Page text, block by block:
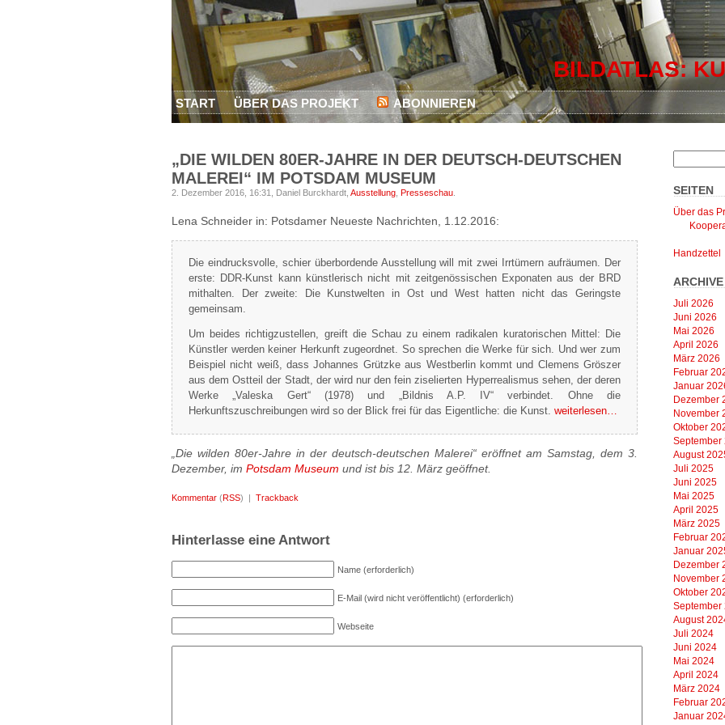
BILDATLAS:
START ÜBER DAS PROJEKT ABONNIEREN
„DIE WILDEN 80ER-JAHRE IN DER DEUTSCH-DEUTSCHEN
MALEREI“ IM POTSDAM MUSEUM
2. Dezember 2016, 16:31, Daniel Burckhardt, Ausstellung Presseschau
Lena Schneider in: Potsdamer Neueste Nachrichten, 1.12.2016:
Die eindrucksvolle, schier überbordende Ausstellung will mit zwei Irrtümern aufräumen. Der
erste: DDR-Kunst kann künstlerisch nicht mit zeitgenössischen Exponaten aus der BRD
mithalten. Der zweite: Die Kunstwelten in Ost und West hatten nicht das Geringste
gemeinsam.
Um beides richtigzustellen, greift die Schau zu einem radikalen kuratorischen Mittel: Die
Künstler werden keiner Herkunft zugeordnet. So sprechen die Werke für sich. Und wer zum
Beispiel nicht weiß, dass Johannes Grützke aus Westberlin kommt und Clemens Gröszer
aus dem Ostteil der Stadt, der wird nur den fein ziselierten Hyperrealismus sehen, der deren
Werke „Valeska Gert“ (1978) und „Bildnis A.P. IV“ verbindet. Ohne die
Herkunftszuschreibungen wird so der Blick frei für das Eigentliche: die Kunst. weiterlesen…
„Die wilden 80er-Jahre in der deutsch-deutschen Malerei“ eröffnet am Samstag, dem 3.
Dezember, im Potsdam Museum und ist bis 12. März geöffnet.
Kommentar (RSS) | Trackback
Hinterlasse eine Antwort
Name (erforderlich)
E-Mail (wird nicht veröffentlicht) (erforderlich)
Webseite
SEITEN
Über das
Handzettel
ARCHIVE
Juli 2026
Juni 2026
Mai 2026
April 2026
März 2026
Februar
Januar
Dezember
November
Oktober
September
August
Juli 2025
Juni 2025
Mai 2025
April 2025
März 2025
Februar
Januar
Dezember
November
Oktober
September
August
Juli 2024
Juni 2024
Mai 2024
April 2024
März 2024
Februar
Januar